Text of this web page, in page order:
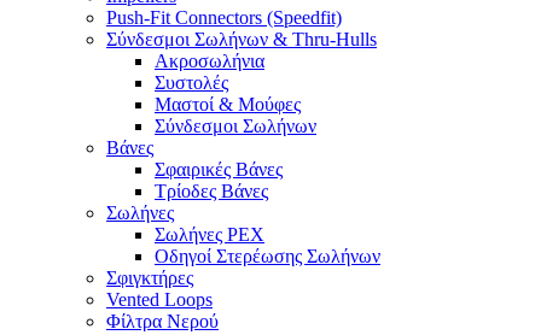
Push-Fit Connectors (Speedfit)
Σύνδεσμοι Σωλήνων & Thru-Hulls
Ακροσωλήνια
Συστολές
Μαστοί & Μούφες
Σύνδεσμοι Σωλήνων
Βάνες
Σφαιρικές Βάνες
Τρίοδες Βάνες
Σωλήνες
Σωλήνες PEX
Οδηγοί Στερέωσης Σωλήνων
Σφιγκτήρες
Vented Loops
Φίλτρα Νερού